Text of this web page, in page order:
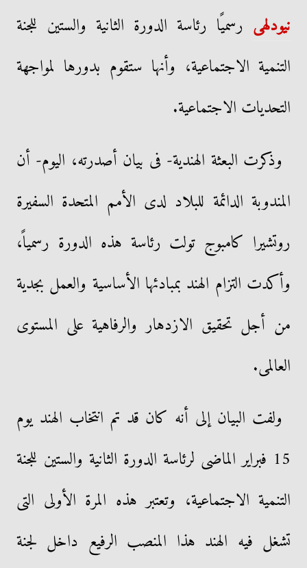
نيودلهى رسميًا رئاسة الدورة الثانية والستين للجنة
التنمية الاجتماعية، وأنها ستقوم بدورها لمواجهة
التحديات الاجتماعية.
وذكرت البعثة الهندية- فى بيان أصدرته، اليوم- أن
المندوبة الدائمة للبلاد لدى الأمم المتحدة السفيرة
روتشيرا كامبوج تولت رئاسة هذه الدورة رسمياً،
وأكدت التزام الهند بمبادئها الأساسية والعمل بجدية
من أجل تحقيق الازدهار والرفاهية على المستوى
العالمى.
ولفت البيان إلى أنه كان قد تم انتخاب الهند يوم
15 فبراير الماضى لرئاسة الدورة الثانية والستين للجنة
التنمية الاجتماعية، وتعتبر هذه المرة الأولى التى
تشغل فيه الهند هذا المنصب الرفيع داخل لجنة